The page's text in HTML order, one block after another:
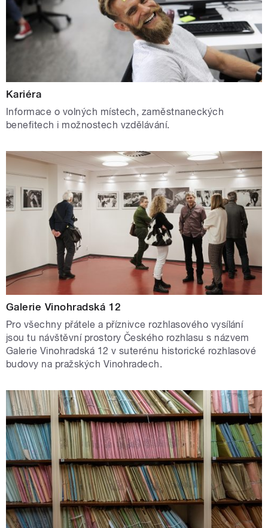
Kariéra
Informace o volných místech, zaměstnaneckých
benefitech i možnostech vzdělávání.
Galerie Vinohradská 12
Pro všechny přátele a příznivce rozhlasového vysílání
jsou tu návštěvní prostory Českého rozhlasu s názvem
Galerie Vinohradská 12 v suterénu historické rozhlasové
budovy na pražských Vinohradech.